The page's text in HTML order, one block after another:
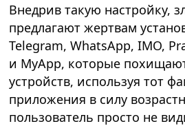
Внедрив такую настройку,
предлагают жертвам
Telegram, WhatsApp, IMO,
и MyApp, которые
устройств, используя тот
приложения в силу
пользователь просто не